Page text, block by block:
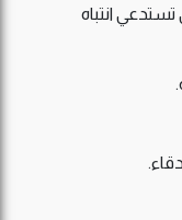
انتباه